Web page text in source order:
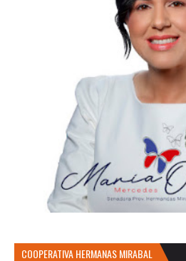
COOPERATIVA HERMANAS MIRABAL